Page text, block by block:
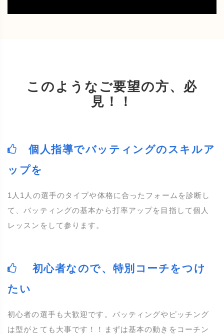
このようなご要望の方、必
見！！
個人指導でバッティングのスキルア
ップを
1人1人の選手のタイプや体格に合ったフォームを診断し
て、バッティングの基本から打率アップを目指して個人
レッスンをして参ります。
初心者なので、特別コーチをつけ
たい
初心者の選手も大歓迎です。バッティングやピッチング
は型がとても大事です！！まずは基本の動きをコーチン